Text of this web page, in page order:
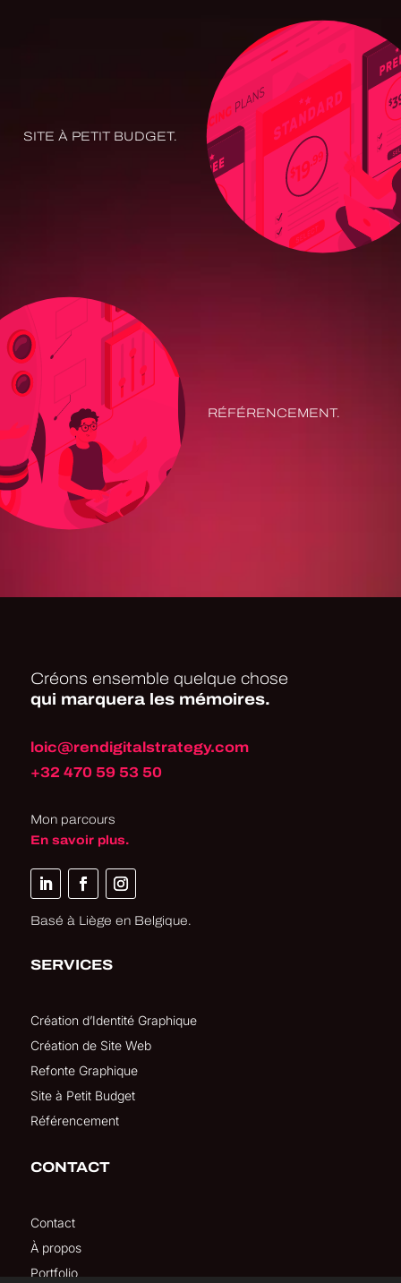
SITE À PETIT BUDGET.
RÉFÉRENCEMENT.
Créons ensemble quelque chose
qui marquera les mémoires.
loic@rendigitalstrategy.com
+32 470 59 53 50
Mon parcours
En savoir plus.
Basé à Liège en Belgique.
SERVICES
Création d’Identité Graphique
Création de Site Web
Refonte Graphique
Site à Petit Budget
Référencement
CONTACT
Contact
À propos
Portfolio